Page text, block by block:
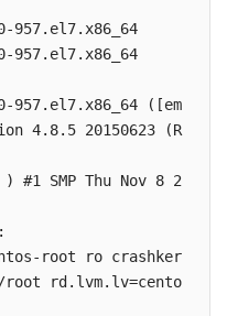
4.8.5 20150623 (R
root rd.lvm.lv=cento